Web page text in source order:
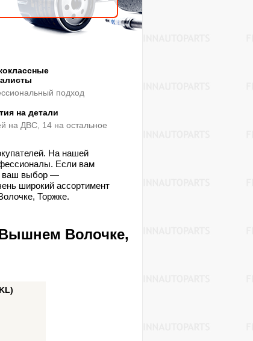
подход
на детали
на ДВС, 14 на остальное
На нашей
Если вам
ваш выбор —
широкий ассортимент
Торжке.
Вышнем Волочке,